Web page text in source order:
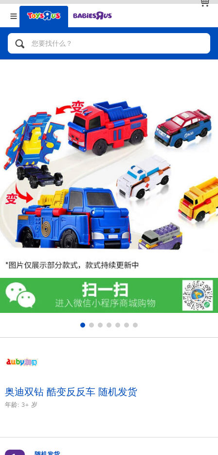
返回
分类目录
人气英雄，角色扮演，射击玩具
拼砌组合及乐高LEGO
玩具车，货车，火车及遥控系列
手工艺，文具，蜡笔，泥胶，画板
娃娃，芭比，收藏公仔
电子玩具
游戏及拼图系列
益智学习玩具
户外及运动产品
模仿，化妆及造型系列
毛绒公仔玩具
返回
品牌
查看全部
奥迪双钻 酷变反反车 随机发货
年龄: 3+ 岁